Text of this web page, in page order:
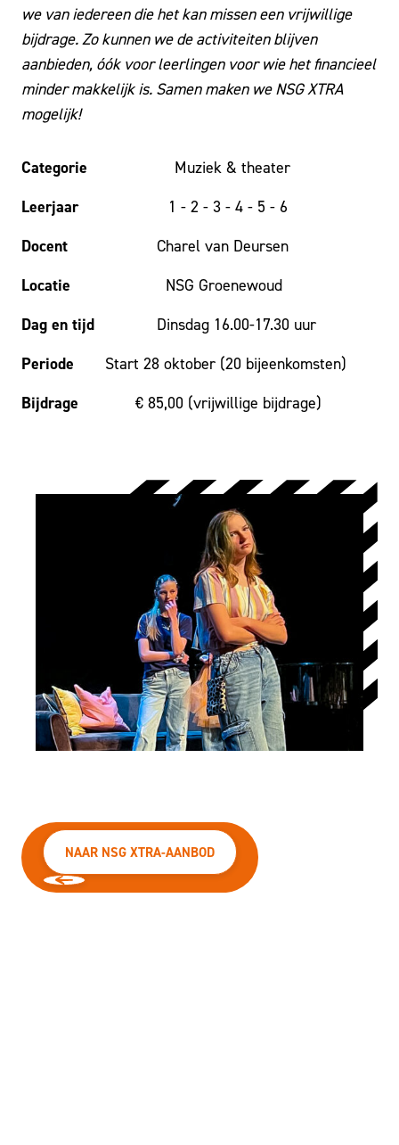
we van iedereen die het kan missen een vrijwillige
bijdrage. Zo kunnen we de activiteiten blijven
aanbieden, óók voor leerlingen voor wie het financieel
minder makkelijk is. Samen maken we NSG XTRA
mogelijk!
Categorie Muziek & theater
Leerjaar 1 - 2 - 3 - 4 - 5 - 6
Docent Charel van Deursen
Locatie NSG Groenewoud
Dag en tijd Dinsdag 16.00-17.30 uur
Periode Start 28 oktober (20 bijeenkomsten)
Bijdrage € 85,00 (vrijwillige bijdrage)
NAAR NSG XTRA-AANBOD